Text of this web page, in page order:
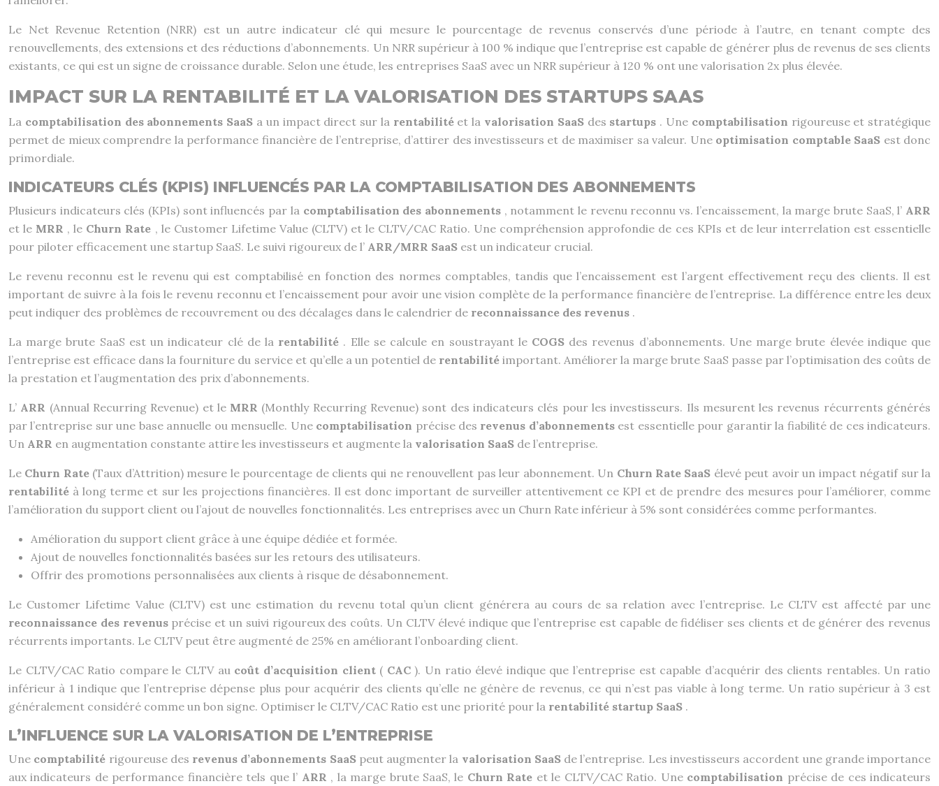
Le Net Revenue Retention (NRR) est un autre indicateur clé qui mesure le pourcentage de revenus conservés d’une période à l’autre, en tenant compte des
renouvellements, des extensions et des réductions d’abonnements. Un NRR supérieur à 100 % indique que l’entreprise est capable de générer plus de revenus de ses clients
existants, ce qui est un signe de croissance durable. Selon une étude, les entreprises SaaS avec un NRR supérieur à 120 % ont une valorisation 2x plus élevée.
IMPACT SUR LA RENTABILITÉ ET LA VALORISATION DES STARTUPS SAAS
La comptabilisation des abonnements SaaS a un impact direct sur la rentabilité et la valorisation SaaS des startups . Une comptabilisation rigoureuse et stratégique
permet de mieux comprendre la performance financière de l’entreprise, d’attirer des investisseurs et de maximiser sa valeur. Une optimisation comptable SaaS est donc
primordiale.
INDICATEURS CLÉS (KPIS) INFLUENCÉS PAR LA COMPTABILISATION DES ABONNEMENTS
Plusieurs indicateurs clés (KPIs) sont influencés par la comptabilisation des abonnements , notamment le revenu reconnu vs. l’encaissement, la marge brute SaaS, l’ ARR
et le MRR , le Churn Rate , le Customer Lifetime Value (CLTV) et le CLTV/CAC Ratio. Une compréhension approfondie de ces KPIs et de leur interrelation est essentielle
pour piloter efficacement une startup SaaS. Le suivi rigoureux de l’ ARR/MRR SaaS est un indicateur crucial.
Le revenu reconnu est le revenu qui est comptabilisé en fonction des normes comptables, tandis que l’encaissement est l’argent effectivement reçu des clients. Il est
important de suivre à la fois le revenu reconnu et l’encaissement pour avoir une vision complète de la performance financière de l’entreprise. La différence entre les deux
peut indiquer des problèmes de recouvrement ou des décalages dans le calendrier de reconnaissance des revenus .
La marge brute SaaS est un indicateur clé de la rentabilité . Elle se calcule en soustrayant le COGS des revenus d’abonnements. Une marge brute élevée indique que
l’entreprise est efficace dans la fourniture du service et qu’elle a un potentiel de rentabilitéimportant. Améliorer la marge brute SaaS passe par l’optimisation des coûts de
la prestation et l’augmentation des prix d’abonnements.
L’ ARR (Annual Recurring Revenue) et le MRR (Monthly Recurring Revenue) sont des indicateurs clés pour les investisseurs. Ils mesurent les revenus récurrents générés
par l’entreprise sur une base annuelle ou mensuelle. Une comptabilisation précise des revenus d’abonnements est essentielle pour garantir la fiabilité de ces indicateurs.
Un ARR en augmentation constante attire les investisseurs et augmente la valorisation SaaS de l’entreprise.
Le Churn Rate (Taux d’Attrition) mesure le pourcentage de clients qui ne renouvellent pas leur abonnement. Un Churn Rate SaaS élevé peut avoir un impact négatif sur la
rentabilité à long terme et sur les projections financières. Il est donc important de surveiller attentivement ce KPI et de prendre des mesures pour l’améliorer, comme
l’amélioration du support client ou l’ajout de nouvelles fonctionnalités. Les entreprises avec un Churn Rate inférieur à 5% sont considérées comme performantes.
Amélioration du support client grâce à une équipe dédiée et formée.
Ajout de nouvelles fonctionnalités basées sur les retours des utilisateurs.
Offrir des promotions personnalisées aux clients à risque de désabonnement.
Le Customer Lifetime Value (CLTV) est une estimation du revenu total qu’un client générera au cours de sa relation avec l’entreprise. Le CLTV est affecté par une
reconnaissance des revenus précise et un suivi rigoureux des coûts. Un CLTV élevé indique que l’entreprise est capable de fidéliser ses clients et de générer des revenus
récurrents importants. Le CLTV peut être augmenté de 25% en améliorant l’onboarding client.
Le CLTV/CAC Ratio compare le CLTV au coût d’acquisition client ( CAC ). Un ratio élevé indique que l’entreprise est capable d’acquérir des clients rentables. Un ratio
inférieur à 1 indique que l’entreprise dépense plus pour acquérir des clients qu’elle ne génère de revenus, ce qui n’est pas viable à long terme. Un ratio supérieur à 3 est
généralement considéré comme un bon signe. Optimiser le CLTV/CAC Ratio est une priorité pour la rentabilité startup SaaS .
L’INFLUENCE SUR LA VALORISATION DE L’ENTREPRISE
Une comptabilité rigoureuse des revenus d’abonnements SaaS peut augmenter la valorisation SaaS de l’entreprise. Les investisseurs accordent une grande importance
aux indicateurs de performance financière tels que l’ ARR , la marge brute SaaS, le Churn Rate et le CLTV/CAC Ratio. Une comptabilisation précise de ces indicateurs